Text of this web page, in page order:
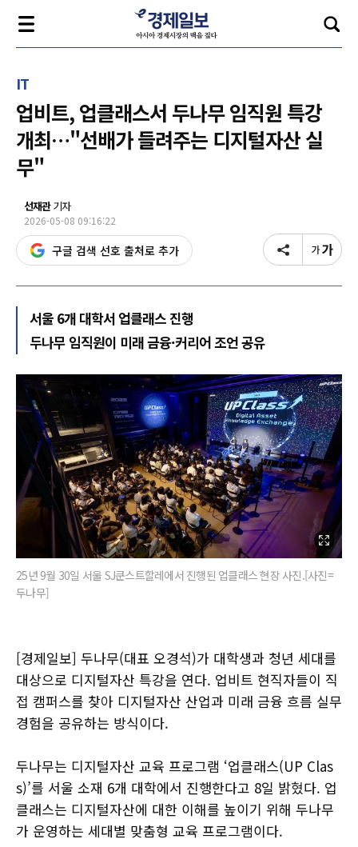
IT
업비트, 업클래스서 두나무 임직원 특강
개최…"선배가 들려주는 디지털자산 실
무"
선재관기자
2026-05-08 09:16:22
구글 검색 선호 출처로 추가
서울 6개 대학서 업클래스 진행
두나무 임직원이 미래 금융·커리어 조언 공유
25년 9월 30일 서울 SJ쿤스트할레에서 진행된 업클래스 현장 사진.[사진=
두나무]
[경제일보] 두나무(대표 오경석)가 대학생과 청년 세대를
대상으로 디지털자산 특강을 연다. 업비트 현직자들이 직
접 캠퍼스를 찾아 디지털자산 산업과 미래 금융 흐름 실무
경험을 공유하는 방식이다.
두나무는 디지털자산 교육 프로그램 ‘업클래스(UP Clas
s)’를 서울 소재 6개 대학에서 진행한다고 8일 밝혔다. 업
클래스는 디지털자산에 대한 이해를 높이기 위해 두나무
가 운영하는 세대별 맞춤형 교육 프로그램이다.